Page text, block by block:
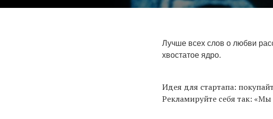
Лучше всех слов о любви
хвостатое ядро.
Идея для стартапа:
Рекламируйте себя так: